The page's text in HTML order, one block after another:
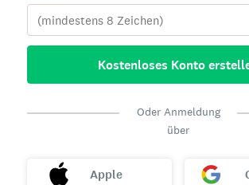
Kostenloses Konto
Oder Anmeldung
über
Apple